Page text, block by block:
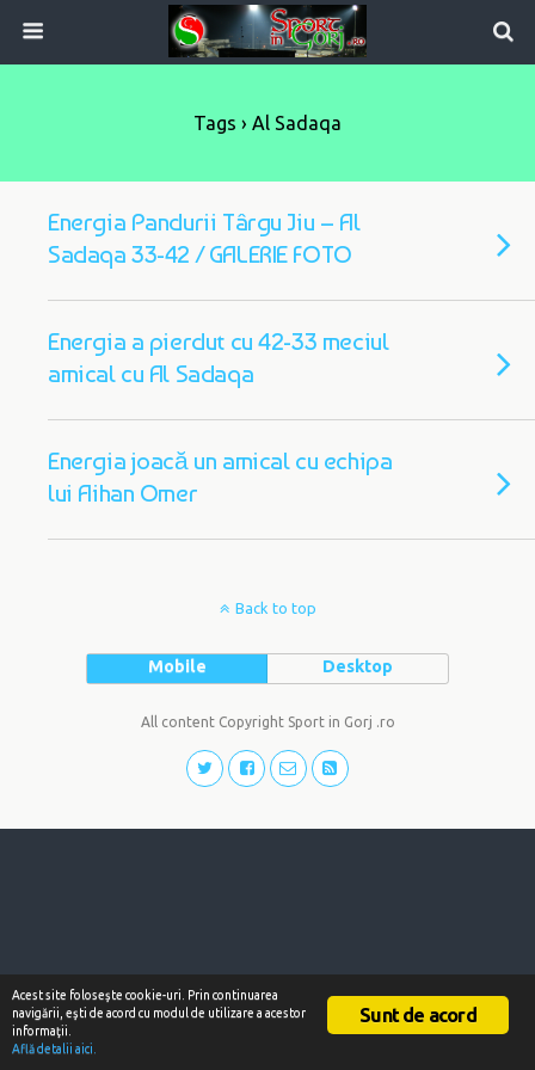
Tags › Al Sadaqa
Energia Pandurii Târgu Jiu – Al
Sadaqa 33-42 / GALERIE FOTO
Energia a pierdut cu 42-33 meciul
amical cu Al Sadaqa
Energia joacă un amical cu echipa
lui Aihan Omer
Back to top
Mobile Desktop
All content Copyright Sport in Gorj .ro
Sunt de acord
Acest site foloseşte cookie-uri. Prin continuarea
navigării, eşti de acord cu modul de utilizare a acestor
informaţii.
Află detalii aici.